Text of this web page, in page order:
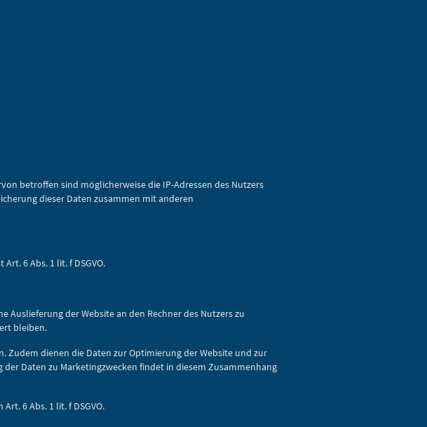
betroffen sind möglicherweise die IP-Adressen des Nutzers
dieser Daten zusammen mit anderen
6 Abs. 1 lit. f DSGVO.
Auslieferung der Website an den Rechner des Nutzers zu
bleiben.
Zudem dienen die Daten zur Optimierung der Website und zur
Daten zu Marketingzwecken findet in diesem Zusammenhang
6 Abs. 1 lit. f DSGVO.